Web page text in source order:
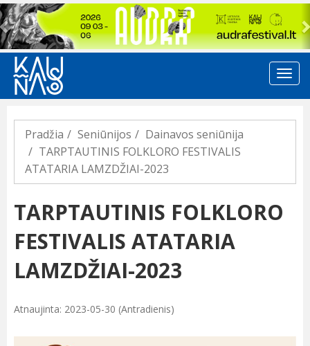
Previous
Pradžia Seniūnijos
Dainavos seniūnija
TARPTAUTINIS FOLKLORO FESTIVALIS
ATATARIA LAMZDŽIAI-2023
TARPTAUTINIS FOLKLORO
FESTIVALIS ATATARIA
LAMZDŽIAI-2023
Atnaujinta: 2023-05-30 (Antradienis)